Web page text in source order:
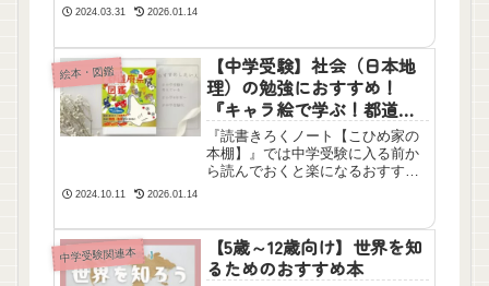
です。
2024.03.31 2026.01.14
絵本・図鑑
【中学受験】社会（日本地
理）の勉強におすすめ！
『キャラ絵で学ぶ！都道府
県図鑑』
『読書きろくノート【こひめ家の
本棚】』では中学受験に入る前か
ら読んでおくと楽になるおすすめ
がフルカラーで掲載されていてと
てもわかりやすい本です。テスト
直しの時の復習にも役立ちます。
2024.10.11 2026.01.14
中学受験関連本
【5歳～12歳向け】世界を知
るためのおすすめ本